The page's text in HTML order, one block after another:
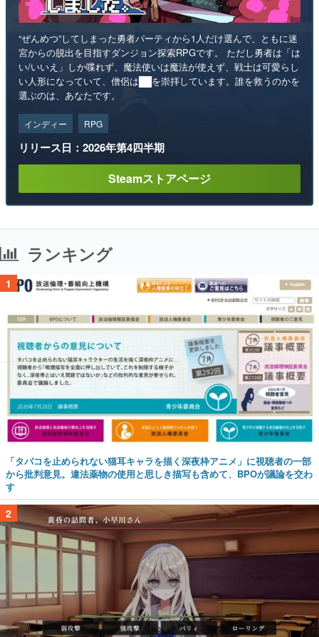
“ぜんめつ”してしまった勇者パーティから1人だけ選んで、ともに迷
宮からの脱出を目指すダンジョン探索RPGです。 ただし勇者は「は
い/いいえ」しか喋れず、魔法使いは魔法が使えず、戦士は可愛らし
い人形になっていて、僧侶は██を崇拝しています。誰を救うのかを
選ぶのは、あなたです。
インディー RPG
リリース日：2026年第4四半期
Steamストアページ
ランキング
1
「タバコを止められない猫耳キャラを描く深夜枠アニメ」に視聴者の一部
から批判意見。違法薬物の使用と思しき描写も含めて、BPOが議論を交わ
す
2